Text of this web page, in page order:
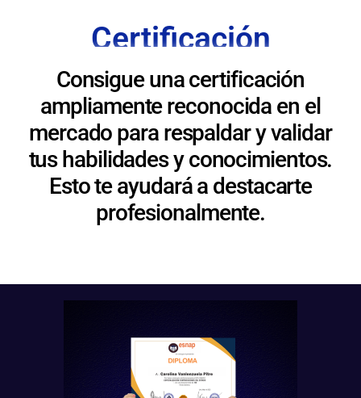
Certificación
Consigue una certificación
ampliamente reconocida en el
mercado para respaldar y validar
tus habilidades y conocimientos.
Esto te ayudará a destacarte
profesionalmente.